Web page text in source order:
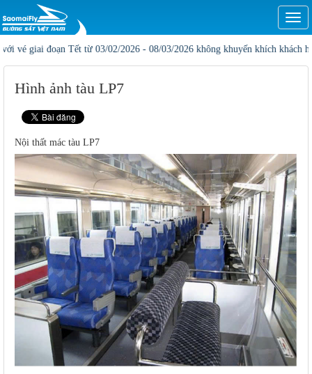
giai đoạn Tết từ 03/02/2026 - 08/03/2026 không khuyến khích khách
Hình ảnh tàu LP7
Nội thất mác tàu LP7